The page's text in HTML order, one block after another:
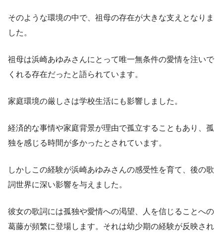
そのような環境の中で、祖母の存在が大きな支えとなりま
した。
祖母は浜崎あゆみさんにとって唯一無条件の愛情を注いで
くれる存在だったと語られています。
家庭環境の厳しさは学校生活にも影響しました。
経済的な事情や家庭背景が理由で孤立することもあり、孤
独を感じる時間が多かったとされています。
しかしこの経験が浜崎あゆみさんの感受性を育て、後の歌
詞世界に深い影響を与えました。
彼女の歌詞には孤独や愛情への渇望、人を信じることへの
葛藤が頻繁に登場します。それは幼少期の経験が反映され